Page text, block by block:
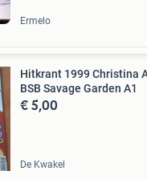
Ermelo
Hitkrant 1999 Christina
BSB Savage Garden A1
€ 5,00
De Kwakel